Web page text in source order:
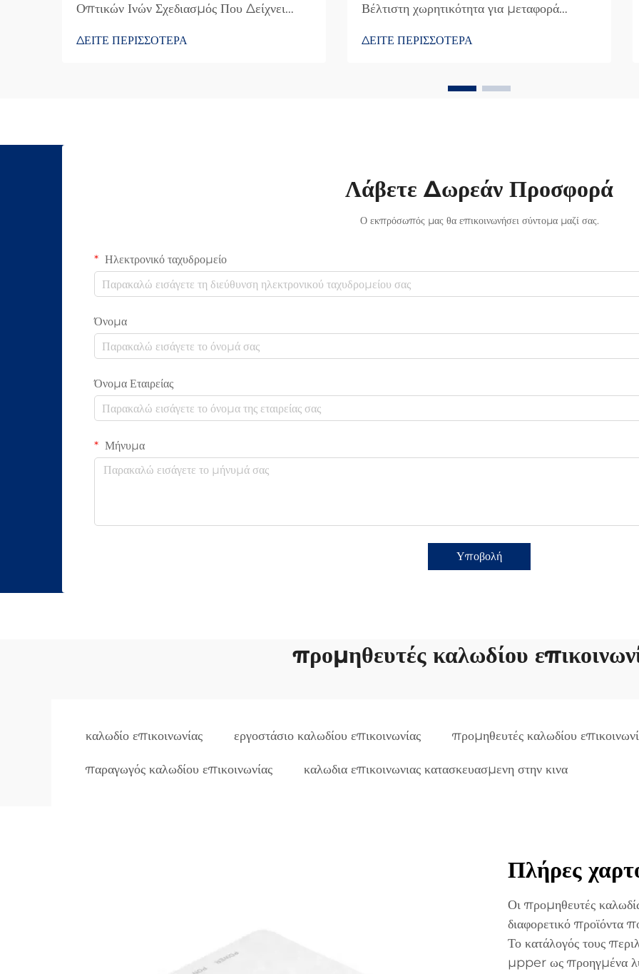
Οπτικών Ινών Σχεδιασμός Που Δείχνει
Δυσκολεύουν την Υποκλοπή Ο λόγος που
ΔΕΙΤΕ ΠΕΡΙΣΣΟΤΕΡΑ
Βέλτιστη χωρητικότητα για μεταφορά
προσαρμογή των οπτικών καλωδίων ώστε
απαιτήσεις χωρητικότητας επιτρέπει την
ΔΕΙΤΕ ΠΕΡΙΣΣΟΤΕΡΑ
Λάβετε Δωρεάν Προσφορά
Ο εκπρόσωπός μας θα επικοινωνήσει σύντομα μαζί σας.
Ηλεκτρονικό ταχυδρομείο
Όνομα
Όνομα Εταιρείας
Μήνυμα
Υποβολή
προμηθευτές καλωδίου
καλωδίο επικοινωνίας εργοστάσιο καλωδίου επικοινωνίας προμηθευτές καλωδίου
παραγωγός καλωδίου επικοινωνίας καλωδια επικοινωνιας κατασκευασμενη στην κινα
Πλήρες
Οι προμηθευτές
διαφορετικό προϊόντα
Το κατάλογός τους
μpper ως προηγμένα